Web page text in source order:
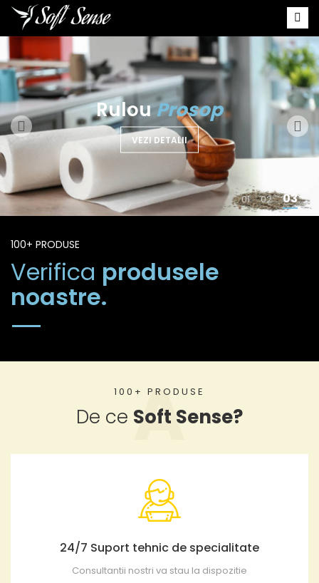
HartieIgienica
VEZI DETALII
100+ PRODUSE
Verifica produsele
noastre.
100+ PRODUSE
De ce Soft Sense?
24/7 Suport tehnic de specialitate
Consultantii nostri va stau la dispozitie